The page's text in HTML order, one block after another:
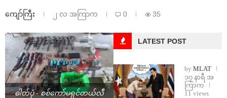
ကျော်ကြီး ၂ လ အကြာက 0 35
ဓါတ်ပုံ - စစ်ကော်မရှင်တယ်လီ
LATEST POST
by MLAT
၁၇ နာရီ အ
ကြာက
11 views